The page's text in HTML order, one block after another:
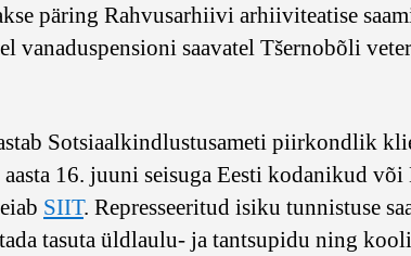
päring Rahvusarhiivi arhiiviteatise
vanaduspensioni saavatel Tšernobõli
Sotsiaalkindlustusameti piirkondlik
16. juuni seisuga Eesti kodanikud
SIIT. Represseeritud isiku tunnistuse
tasuta üldlaulu- ja tantsupidu ning